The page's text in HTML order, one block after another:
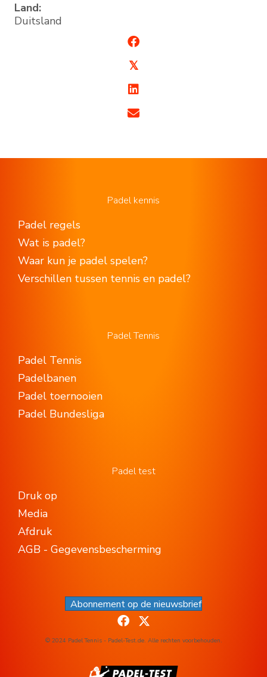
Land:
Duitsland
𝕏
Padel kennis
Padel regels
Wat is padel?
Waar kun je padel spelen?
Verschillen tussen tennis en padel?
Padel Tennis
Padel Tennis
Padelbanen
Padel toernooien
Padel Bundesliga
Padel test
Druk op
Media
Afdruk
AGB - Gegevensbescherming
Abonnement op de nieuwsbrief
© 2024 Padel Tennis - Padel-Test.de. Alle rechten voorbehouden.